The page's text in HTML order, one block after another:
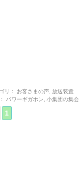
リ： お客さまの声 放送装置
パワーギガホン ,小集団の集会
1